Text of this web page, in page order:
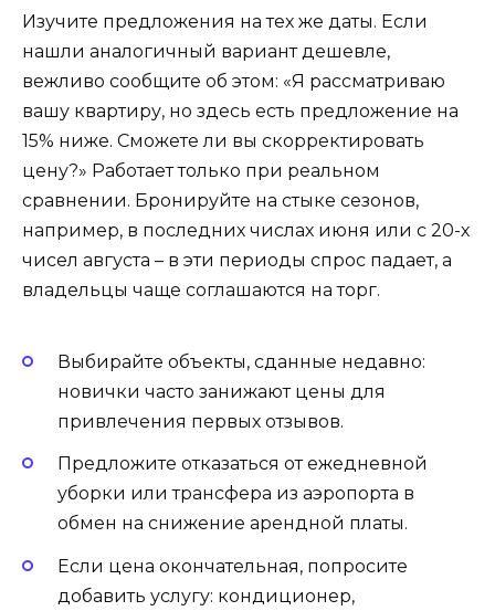
Изучите предложения на тех же даты. Если
нашли аналогичный вариант дешевле,
вежливо сообщите об этом: «Я рассматриваю
вашу квартиру, но здесь есть предложение на
15% ниже. Сможете ли вы скорректировать
цену?» Работает только при реальном
сравнении. Бронируйте на стыке сезонов,
например, в последних числах июня или с 20-х
чисел августа – в эти периоды спрос падает, а
владельцы чаще соглашаются на торг.
Выбирайте объекты, сданные недавно:
новички часто занижают цены для
привлечения первых отзывов.
Предложите отказаться от ежедневной
уборки или трансфера из аэропорта в
обмен на снижение арендной платы.
Если цена окончательная, попросите
добавить услугу: кондиционер,